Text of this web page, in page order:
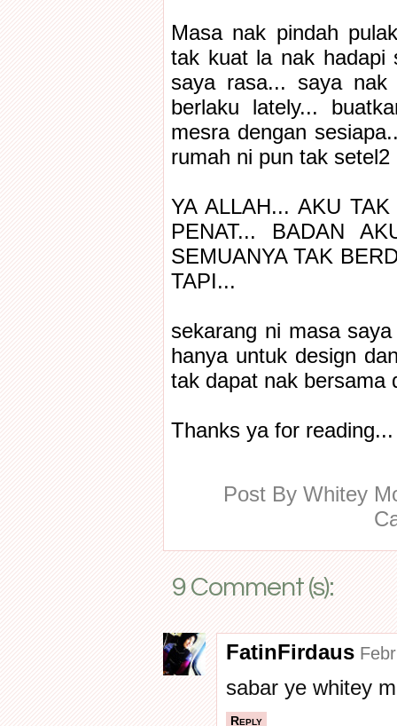
Masa nak pindah
tak kuat la nak hadapi
saya rasa... saya
berlaku lately...
mesra dengan
rumah ni pun tak
YA ALLAH... AKU
PENAT... BADAN
SEMUANYA TAK
TAPI...
sekarang ni masa
hanya untuk design
tak dapat nak bersama
Thanks ya for
Post By Whitey
9 Comment (s):
FatinFirdaus
sabar ye whitey
Reply